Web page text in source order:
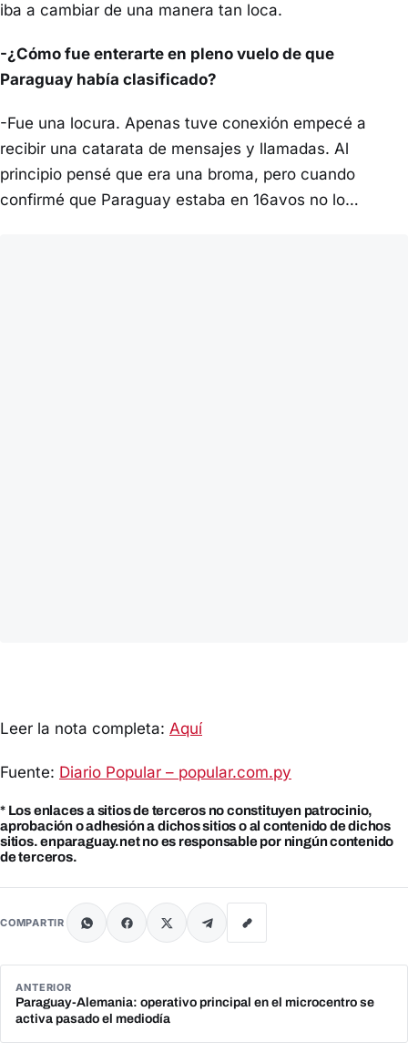
iba a cambiar de una manera tan loca.
-¿Cómo fue enterarte en pleno vuelo de que
Paraguay había clasificado?
-Fue una locura. Apenas tuve conexión empecé a
recibir una catarata de mensajes y llamadas. Al
principio pensé que era una broma, pero cuando
confirmé que Paraguay estaba en 16avos no lo…
Leer la nota completa: Aquí
Fuente: Diario Popular – popular.com.py
* Los enlaces a sitios de terceros no constituyen patrocinio,
aprobación o adhesión a dichos sitios o al contenido de dichos
sitios. enparaguay.net no es responsable por ningún contenido
de terceros.
COMPARTIR
ANTERIOR
Paraguay-Alemania: operativo principal en el microcentro se
activa pasado el mediodía